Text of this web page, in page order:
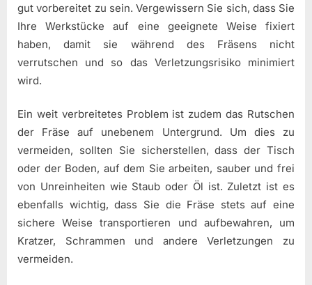
gut vorbereitet zu sein. Vergewissern Sie sich, dass Sie
Ihre Werkstücke auf eine geeignete Weise fixiert
haben, damit sie während des Fräsens nicht
verrutschen und so das Verletzungsrisiko minimiert
wird.
Ein weit verbreitetes Problem ist zudem das Rutschen
der Fräse auf unebenem Untergrund. Um dies zu
vermeiden, sollten Sie sicherstellen, dass der Tisch
oder der Boden, auf dem Sie arbeiten, sauber und frei
von Unreinheiten wie Staub oder Öl ist. Zuletzt ist es
ebenfalls wichtig, dass Sie die Fräse stets auf eine
sichere Weise transportieren und aufbewahren, um
Kratzer, Schrammen und andere Verletzungen zu
vermeiden.